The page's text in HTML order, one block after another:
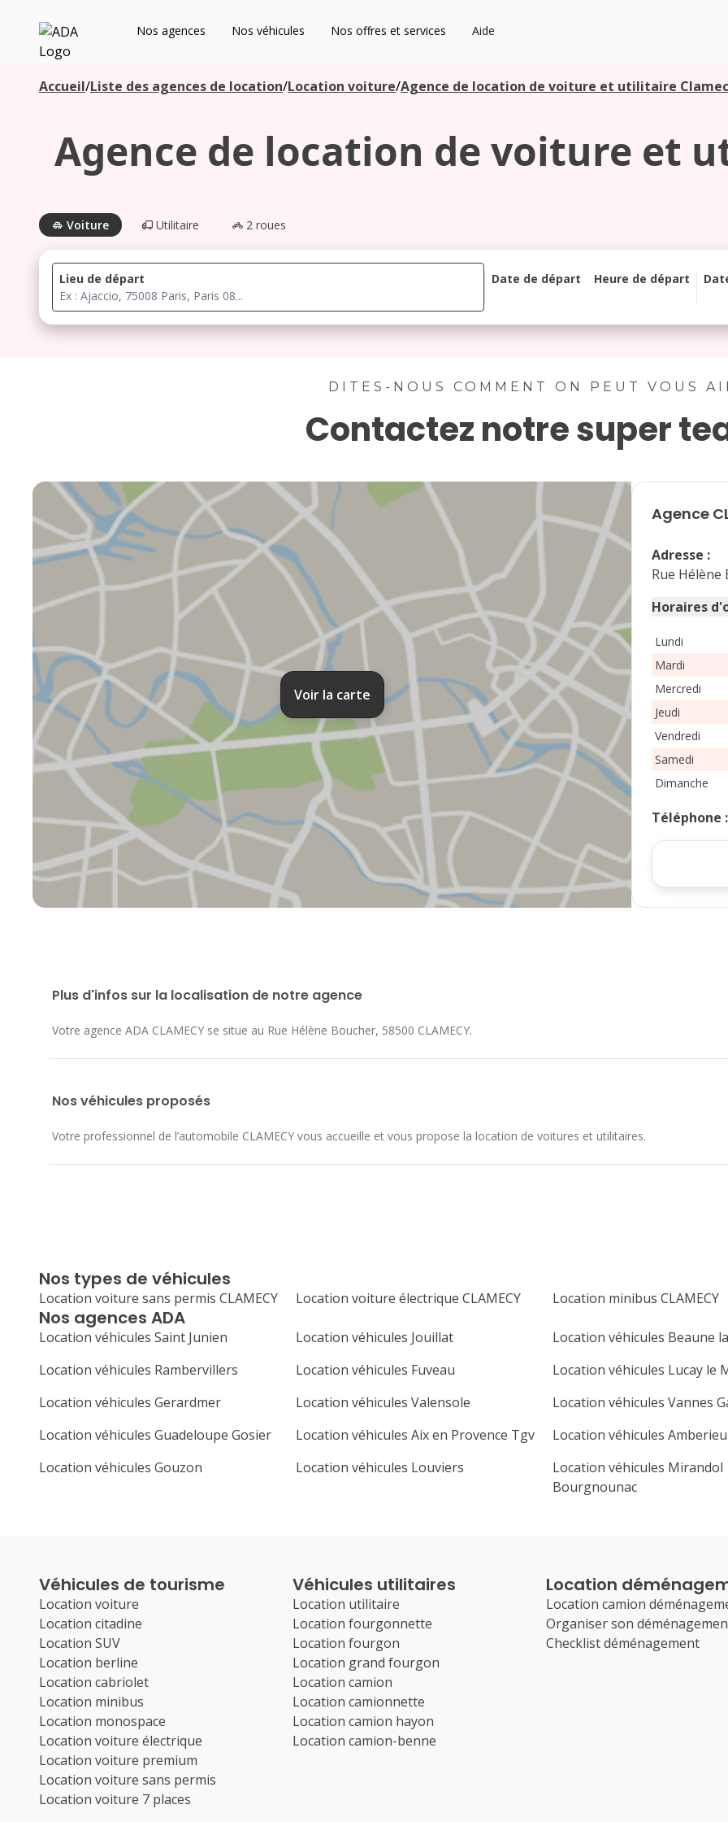
ADA Nos agences Nos véhicules Nos offres et services Aide
Accueil/Liste des agences de location/Location voiture/Agence de location de voiture et utilitaire
Agence de location de voiture et
Voiture Utilitaire 2 roues
Lieu de départ Date de départ Heure de départ
lu ma me je ve sa
di
14 15 16
18 19 20 22 23
24 27 29 30
DITES-NOUS COMMENT ON PEUT VOUS
Contactez notre super
Voir la carte
Agence
Adresse :
Rue Hélène
Horaires
Lundi
Mardi
Mercredi
Jeudi
Vendredi
Samedi
Dimanche
Téléphone
Plus d'infos sur la localisation de notre agence
Votre agence ADA CLAMECY se situe au Rue Hélène Boucher, 58500 CLAMECY.
Nos véhicules proposés
Votre professionnel de l’automobile CLAMECY vous accueille et vous propose la location de voitures et utilitaires.
Nos agences ADA
Location véhicules Saint Junien Location véhicules Jouillat Location véhicules Beaune
Location véhicules Rambervillers
Location véhicules Fuveau Location véhicules Lucay le
Location véhicules Gerardmer
Location véhicules Valensole Location véhicules Vannes
Location véhicules Guadeloupe Gosier
Location véhicules Aix en Provence Tgv Location véhicules
Location véhicules Gouzon
Location véhicules Louviers
Location véhicules Mirandol
Bourgnounac
Nos types de véhicules
Location voiture sans permis CLAMECY Location voiture électrique CLAMECY Location minibus CLAMECY
Les agences à proximité
Commencez votre recherche pour voir les agences à
proximité
Véhicules de tourisme
Location voiture
Location citadine
Location SUV
Location berline
Location cabriolet
Location minibus
Location monospace
Location voiture électrique
Location voiture premium
Location voiture sans permis
Location voiture 7 places
Véhicules utilitaires
Location utilitaire
Location fourgonnette
Location fourgon
Location grand fourgon
Location camion
Location camionnette
Location camion hayon
Location camion-benne
Location
Location camion
Organiser son
Checklist déménagement